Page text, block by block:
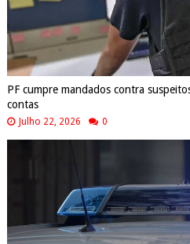
PF cumpre mandados contra
contas
Julho 22, 2026 0